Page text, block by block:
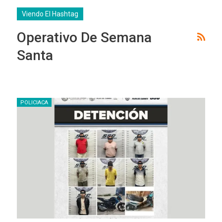
Viendo El Hashtag
Operativo De Semana
Santa
POLICIACA